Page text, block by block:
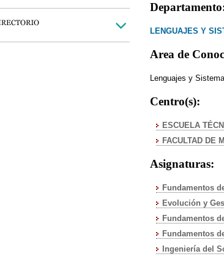
LENGUAJES Y
Area de
Lenguajes y
Centro(s):
ESCUELA
FACULTAD DE
Asignaturas:
Fundamentos
Evolución y
Fundamentos
Fundamentos
Ingeniería del